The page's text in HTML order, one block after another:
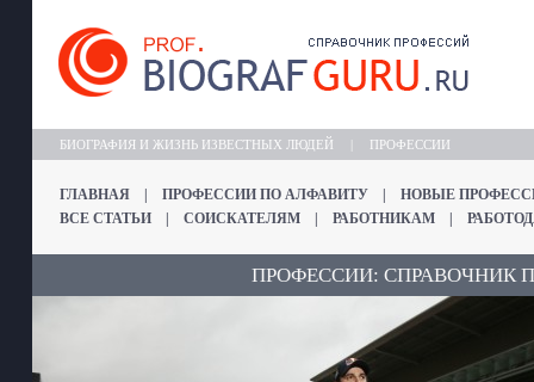
БИОГРАФИЯ И ЖИЗНЬ ИЗВЕСТНЫХ ЛЮДЕЙ ПРОФЕССИИ
ГЛАВНАЯ ПРОФЕССИИ ПО АЛФАВИТУ
НОВЫЕ
ВСЕ СТАТЬИ
СОИСКАТЕЛЯМ РАБОТНИКАМ
ПРОФЕССИИ: СПРАВОЧНИК